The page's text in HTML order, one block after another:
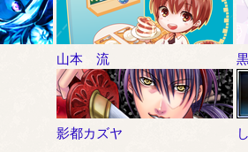
山本 流
影都カズヤ